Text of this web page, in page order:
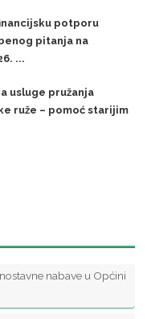
potporu
pitanja na
...
usluge pružanja
ruže – pomoć starijim
nabave u Općini